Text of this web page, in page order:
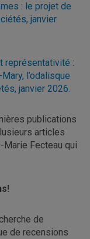
: le projet de
janvier
représentativité :
l’odalisque
janvier 2026.
publications
articles
Fecteau qui
de
de recensions